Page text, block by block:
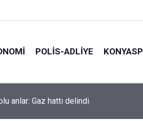
POLİS-ADLİYE
anlar: Gaz hattı delindi